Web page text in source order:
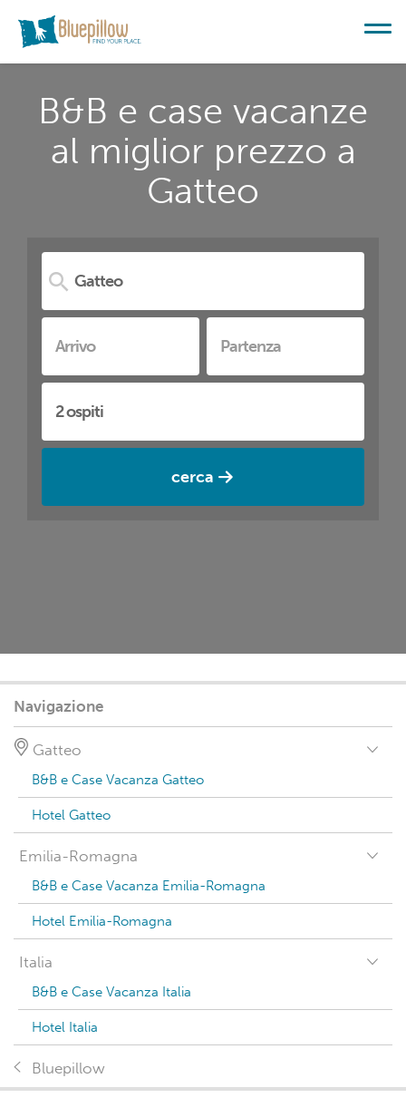
B&B e case vacanze
al miglior prezzo a
Gatteo
cerca
Navigazione
Gatteo
B&B e Case Vacanza Gatteo
Hotel Gatteo
Emilia-Romagna
B&B e Case Vacanza Emilia-Romagna
Hotel Emilia-Romagna
Italia
B&B e Case Vacanza Italia
Hotel Italia
Bluepillow